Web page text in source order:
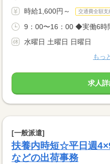
時給1,600円～ 交通費全額支
9：00〜16：00 ◆実働6
水曜日 土曜日 日曜日
もっ
求人
[一般派遣]
扶養内時短☆平日週
などの出荷事務